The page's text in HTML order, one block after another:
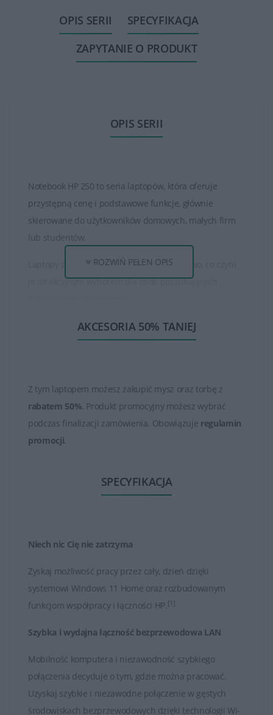
OPIS SERII
SPECYFIKACJA
ZAPYTANIE O PRODUKT
OPIS SERII
Notebook HP 250 to seria laptopów, która oferuje
przystępną cenę i podstawowe funkcje, głównie
skierowane do użytkowników domowych, małych firm
lub studentów.
Laptopy z serii HP 250 są przystępne cenowo, co czyni
je atrakcyjnym wyborem dla osób poszukujących
Seria HP 250 oferuje różne konfiguracje, co pozwala na
wybór laptopa dostosowanego do indywidualnych
Laptopy z serii HP 250 są zazwyczaj lekkie i przenośne,
co ułatwia ich noszenie w torbach i podróżowanie.
Notebooki HP 250 są przeznaczone dla osób, które
przystępnej cenie. Oferują one solidne wykonanie,
podstawową wydajność i wygodę użytkowania, co
użytku.
W naszym sklepie bez problemu dokupisz niezbędne
akcesoria do tego modelu, oraz rozszerzenie gwarancji.
ROZWIŃ PEŁEN OPIS
AKCESORIA 50% TANIEJ
Z tym laptopem możesz zakupić mysz oraz torbę z
rabatem 50%. Produkt promocyjny możesz wybrać
podczas finalizacji zamówienia. Obowiązuje regulamin
promocji.
SPECYFIKACJA
Niech nic Cię nie zatrzyma
Zyskaj możliwość pracy przez cały, dzień dzięki
systemowi Windows 11 Home oraz rozbudowanym
funkcjom współpracy i łączności HP. [1]
Szybka i wydajna łączność bezprzewodowa LAN
Mobilność komputera i niezawodność szybkiego
połączenia decyduje o tym, gdzie można pracować.
Uzyskaj szybkie i niezawodne połączenie w gęstych
środowiskach bezprzewodowych dzięki technologii Wi-